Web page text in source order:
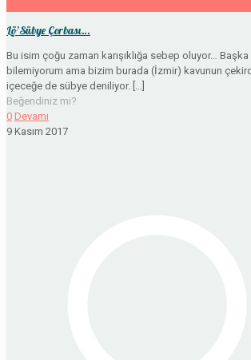
Lö’Sübye Çorbası…
Bu isim çoğu zaman karışıklığa sebep oluyor… Başka
bilemiyorum ama bizim burada (İzmir) kavunun
içeceğe de sübye deniliyor. […]
Beğendiniz mi?
0 Devamı
9 Kasım 2017